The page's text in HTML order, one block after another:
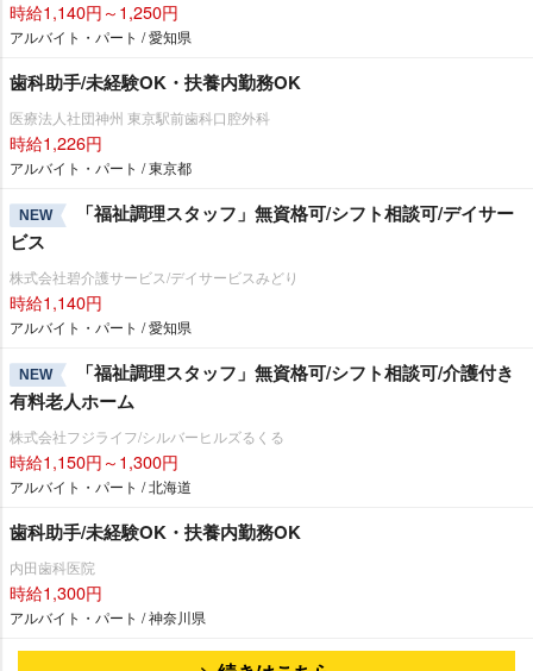
時給1,140円～1,250円
アルバイト・パート / 愛知県
歯科助手/未経験OK・扶養内勤務OK
医療法人社団神州 東京駅前歯科口腔外科
時給1,226円
アルバイト・パート / 東京都
NEW
「福祉調理スタッフ」無資格可/シフト相談可/デイサー
ビス
株式会社碧介護サービス/デイサービスみどり
時給1,140円
アルバイト・パート / 愛知県
NEW
「福祉調理スタッフ」無資格可/シフト相談可/介護付き
有料老人ホーム
株式会社フジライフ/シルバーヒルズるくる
時給1,150円～1,300円
アルバイト・パート / 北海道
歯科助手/未経験OK・扶養内勤務OK
内田歯科医院
時給1,300円
アルバイト・パート / 神奈川県